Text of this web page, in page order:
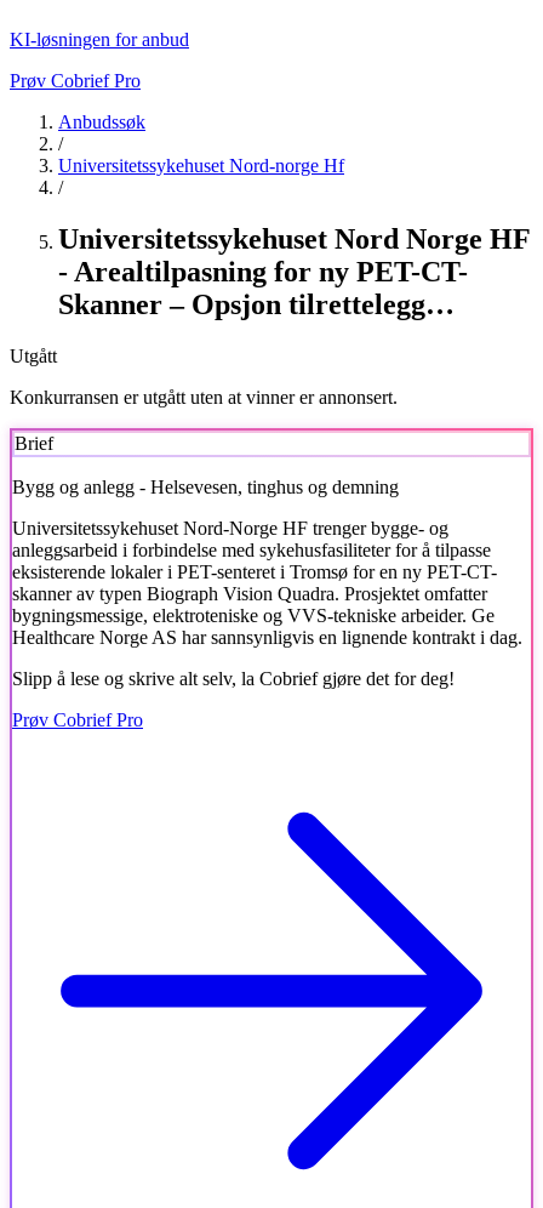
KI-løsningen for anbud
Prøv Cobrief Pro
Anbudssøk
/
Universitetssykehuset Nord-norge Hf
/
Universitetssykehuset Nord Norge HF
- Arealtilpasning for ny PET-CT-
Skanner – Opsjon tilrettelegg…
Utgått
Konkurransen er utgått uten at vinner er annonsert.
Brief
Bygg og anlegg - Helsevesen, tinghus og demning
Universitetssykehuset Nord-Norge HF trenger bygge- og
anleggsarbeid i forbindelse med sykehusfasiliteter for å tilpasse
eksisterende lokaler i PET-senteret i Tromsø for en ny PET-CT-
skanner av typen Biograph Vision Quadra. Prosjektet omfatter
bygningsmessige, elektroteniske og VVS-tekniske arbeider. Ge
Healthcare Norge AS har sannsynligvis en lignende kontrakt i dag.
Slipp å lese og skrive alt selv, la Cobrief gjøre det for deg!
Prøv Cobrief Pro